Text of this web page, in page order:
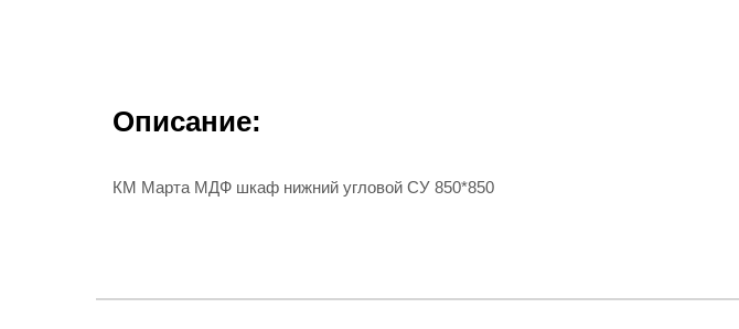
Описание:
КМ Марта МДФ шкаф нижний угловой СУ 850*850